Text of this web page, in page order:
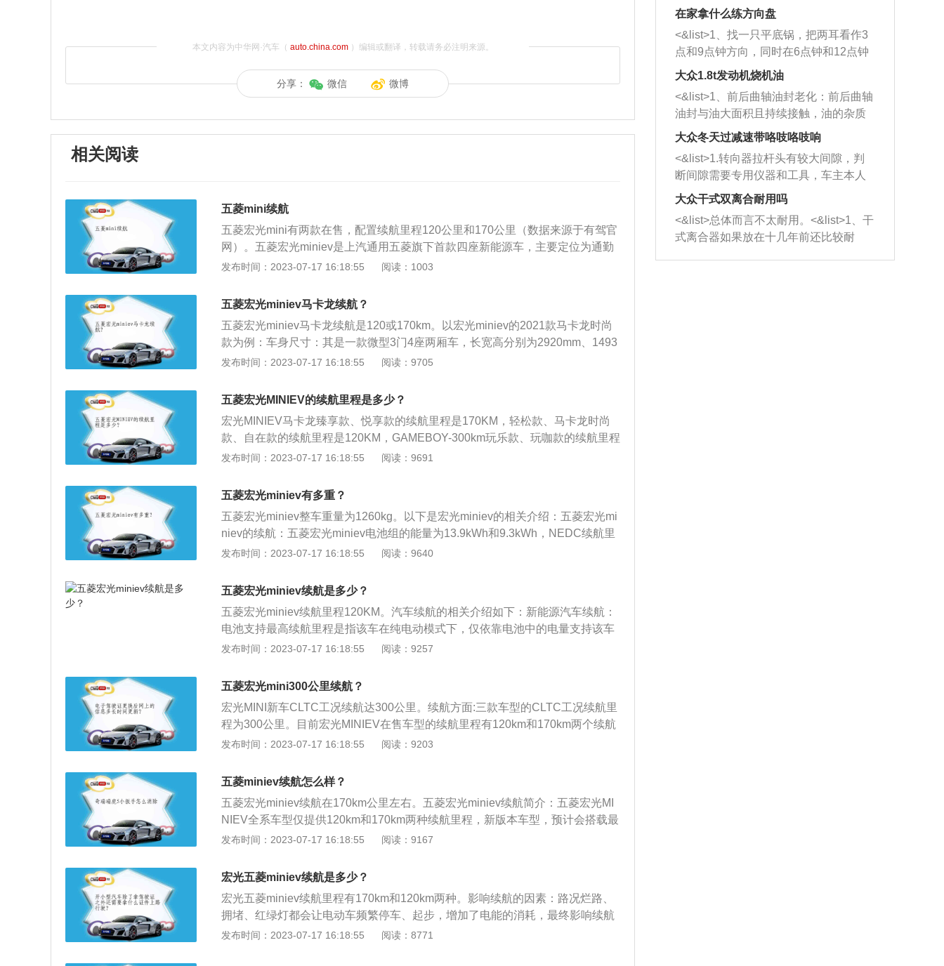
本文内容为中华网·汽车（ auto.china.com）编辑或翻译，转载请务必注明来源。
分享： 微信 微博
相关阅读
五菱mini续航
五菱宏光mini有两款在售，配置续航里程120公里和170公里（数据来源于有驾官
网）。五菱宏光miniev是上汽通用五菱旗下首款四座新能源车，主要定位为通勤
车，也可用于短途出行驾驶。优秀的电力系统：动力方面，该车型搭载了一台总
组。安全配置：五菱宏光mini不仅续航能力出色，动力系统出色，而且安全配置
胎压监测、后驻车雷达、后影像、上坡辅助等功能配置。
发布时间：2023-07-17 16:18:55 阅读：1003
五菱宏光miniev马卡龙续航？
五菱宏光miniev马卡龙续航是120或170km。以宏光miniev的2021款马卡龙时尚
款为例：车身尺寸：其是一款微型3门4座两厢车，长宽高分别为2920mm、1493
mm、1621mm，轴距为1940mm，搭载电动车单速变速箱，最高车速达到每小时
架类型使用麦弗逊式独立悬架，后悬架类型使用多连杆非独立悬架，驱动方式为
后置后驱，前后轮胎规格为145/70R12。
发布时间：2023-07-17 16:18:55 阅读：9705
五菱宏光MINIEV的续航里程是多少？
宏光MINIEV马卡龙臻享款、悦享款的续航里程是170KM，轻松款、马卡龙时尚
款、自在款的续航里程是120KM，GAMEBOY-300km玩乐款、玩咖款的续航里程
是300KM，GAMEBOY-200km玩乐款、玩咖款的续航里程是200KM，以上为宏
NIEV是五菱宏光旗下的微型车，普通款长宽高分别为2920mm、1493mm、1621
mm、1659mm，轴距为2010mm。GAMEBOY-200km车型的长宽高分别为3061
mm、1520mm、1665mm，轴距为2010mm。续航里程与电动汽车的三电系统
（电池、电驱、电控）是直接相关。电池系统：动力电池的容量，直接决定了续
的电池容量下，越稳定的电池温度越能保证续航里程。电驱动系统，主要包含驱
动电机、控制器、逆变器和减速器等。它的效率根据输入功率和输出功率的比值
来确定的。当电池容量确定后，在相同的电压下，输出能量的高低就由驱动系统
耗、提高续航里程的目的。整车控制系统：主要是指协调电池、驱动系统和底盘
需求来动态调整能量回收（制动能量回收）的比例，从而提高能量利用效率。除
此以外，电动汽车的制动能量回收策略，将会直接增加车辆的续驶里程。
发布时间：2023-07-17 16:18:55 阅读：9691
五菱宏光miniev有多重？
五菱宏光miniev整车重量为1260kg。以下是宏光miniev的相关介绍：五菱宏光mi
niev的续航：五菱宏光miniev电池组的能量为13.9kWh和9.3kWh，NEDC续航里
程有170公里和120公里两种版本可供选择。五菱宏光miniev的充电时长：五菱宏
电，充电功率小于2kW，充电时长为6小时和9小时左右。
发布时间：2023-07-17 16:18:55 阅读：9640
五菱宏光miniev续航是多少？
五菱宏光miniev续航里程120KM。汽车续航的相关介绍如下：新能源汽车续航：
电池支持最高续航里程是指该车在纯电动模式下，仅依靠电池中的电量支持该车
行驶的最高里程。新能源汽车上的电池是整个动力系统的关键，它能为整个新能
合动力车续航：电池支持的最高续航里程较短，普遍不超过10公里，而纯电动汽
车，其电池支持的最高续航里程较大，能达到上百公里。
发布时间：2023-07-17 16:18:55 阅读：9257
五菱宏光mini300公里续航？
宏光MINI新车CLTC工况续航达300公里。续航方面:三款车型的CLTC工况续航里
程为300公里。目前宏光MINIEV在售车型的续航里程有120km和170km两个续航
版本和三元锂和磷酸铁锂动力电池可以选择。续航里程计算公式：续航里程=油
油量所提示的一种参考数据。就是按当前行驶时的车速等状态所需的平均油耗计
算得出油箱的剩余油量还可以跑多少公里。
发布时间：2023-07-17 16:18:55 阅读：9203
五菱miniev续航怎么样？
五菱宏光miniev续航在170km公里左右。五菱宏光miniev续航简介：五菱宏光MI
NIEV全系车型仅提供120km和170km两种续航里程，新版本车型，预计会搭载最
大功率为29千瓦、最大扭矩为110牛米的永磁同步电机，并且可能会配备16千瓦
磷酸铁锂电池，大大降低了百公里耗能。电动汽车续航虚的原因：电池的容量变
低使得续航里程缩短；电机的老化使得续航不足；电器的线路或者是零件发生故
障；轮胎胎压过低。电动汽车的组成部分是动力电池、底盘、车身和电器。动力
电池由电池模组、电池管理系统、热管理系统、电气及机械系统组成。底盘由驱
动电机、控制系统、行驶系统、转向系统和制动及能量回收系统组成。
发布时间：2023-07-17 16:18:55 阅读：9167
宏光五菱miniev续航是多少？
宏光五菱miniev续航里程有170km和120km两种。影响续航的因素：路况烂路、
拥堵、红绿灯都会让电动车频繁停车、起步，增加了电能的消耗，最终影响续航
里程。驾驶习惯和技巧紧急刹车、加速……都会影响到电量的加速消耗，跟燃油
发布时间：2023-07-17 16:18:55 阅读：8771
者是细棍，直接将杂物给取出来，如果
堵塞情况比较严重，也可以采取应急措
施。 <&list>2、直接利用木棍将所有的
杂物推到排气管里面的位置处，然后将
三元催化器拆解开，就可以将堵塞的东
西取出来。但如果是因为积碳过多引起
的堵塞，就需要将三元催化器泡在草酸
洗剂对堵塞的情况得到解决，将清洗剂
放在燃油箱中，与燃油混合后，车辆启
动时，就可以和汽油一起进入到燃烧
室，最后形成废气排出，就可以让三元
催化器得到清洗，排气管堵塞的情况就
能够得到解决。
在家拿什么练方向盘
<&list>1、找一只平底锅，把两耳看作3
点和9点钟方向，同时在6点钟和12点钟
方向做一个标记。 <&list>2、双手握住
一圈半的练习，往右同样也要打相同的
圈数。 <&list>3、最后强调要反复练
习，这样就可以形成肌肉记忆，在真实
驾驶车辆时，不需要记忆也能打好方
向。
大众1.8t发动机烧机油
<&list>1、前后曲轴油封老化：前后曲轴
油封与油大面积且持续接触，油的杂质
和发动机内持续温度变化使其密封效果
逐渐减弱，导致渗油或漏油。<&list>2、
活塞间隙过大：积碳会使活塞环与缸体
的间隙扩大，导致机油流入燃烧室中，
造成烧机油。<&list>3、机油粘度。使用
机油粘度过小的话，同样会有烧机油现
象，机油粘度过小具有很好的流动性，
大众冬天过减速带咯吱咯吱响
<&list>1.转向器拉杆头有较大间隙，判
断间隙需要专用仪器和工具，车主本人
无法制作，需要将车辆送到修理厂或4s
店；<&list>2.车辆半轴套管防尘罩破
裂，破裂后会出现漏油现象，使半轴磨
损严重，磨损的半轴容易损坏，产生异
响；<&list>3.稳定器的转向胶套和球头
大众干式双离合耐用吗
<&list>总体而言不太耐用。<&list>1、干
式离合器如果放在十几年前还比较耐